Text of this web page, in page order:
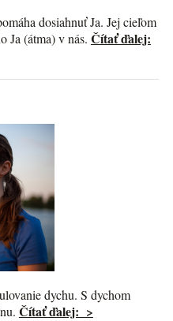
dosiahnuť Ja. Jej cieľom
Ja (átma) v nás. Čítať ďalej:
dychu. S dychom
Čítať ďalej: >